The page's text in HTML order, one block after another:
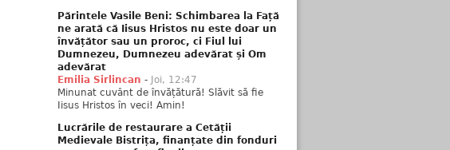
Părintele Vasile Beni: Schimbarea la Față
ne arată că Iisus Hristos nu este doar un
învățător sau un proroc, ci Fiul lui
Dumnezeu, Dumnezeu adevărat și Om
adevărat
Emilia Sirlincan - Joi, 12:47
Minunat cuvânt de învățătură! Slăvit să fie
Iisus Hristos în veci! Amin!
Lucrările de restaurare a Cetății
Medievale Bistrița, finanțate din fonduri